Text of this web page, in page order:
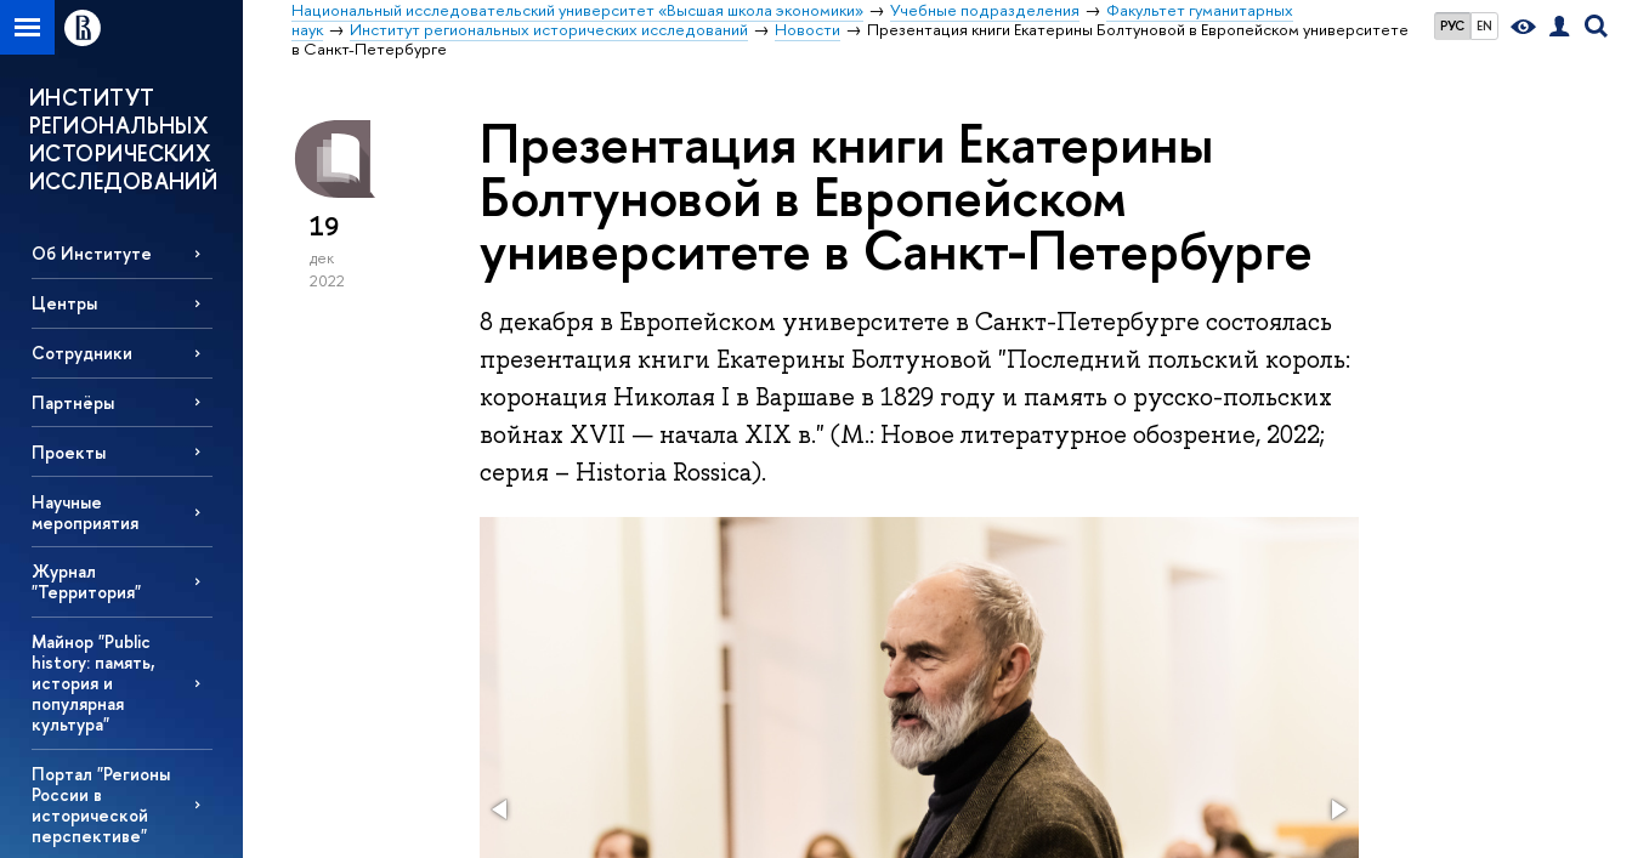
РУС EN
Национальный исследовательский университет «Высшая школа экономики» Учебные подразделения
Факультет гуманитарных
наук
Институт региональных исторических исследований Новости
Презентация книги Екатерины Болтуновой в Европейском университете
в Санкт-Петербурге
ИНСТИТУТ
РЕГИОНАЛЬНЫХ
ИСТОРИЧЕСКИХ
ИССЛЕДОВАНИЙ
Об Институте
Центры
Сотрудники
Партнёры
Проекты
Научные
мероприятия
Журнал
"Территория"
Майнор "Public
history: память,
история и
популярная
культура"
Портал "Регионы
России в
исторической
перспективе"
19
дек
2022
Презентация книги Екатерины
Болтуновой в Европейском
университете в Санкт-Петербурге
8 декабря в Европейском университете в Санкт-Петербурге состоялась
презентация книги Екатерины Болтуновой "Последний польский король:
коронация Николая I в Варшаве в 1829 году и память о русско-польских
войнах XVII — начала XIX в." (М.: Новое литературное обозрение, 2022;
серия – Historia Rossica).